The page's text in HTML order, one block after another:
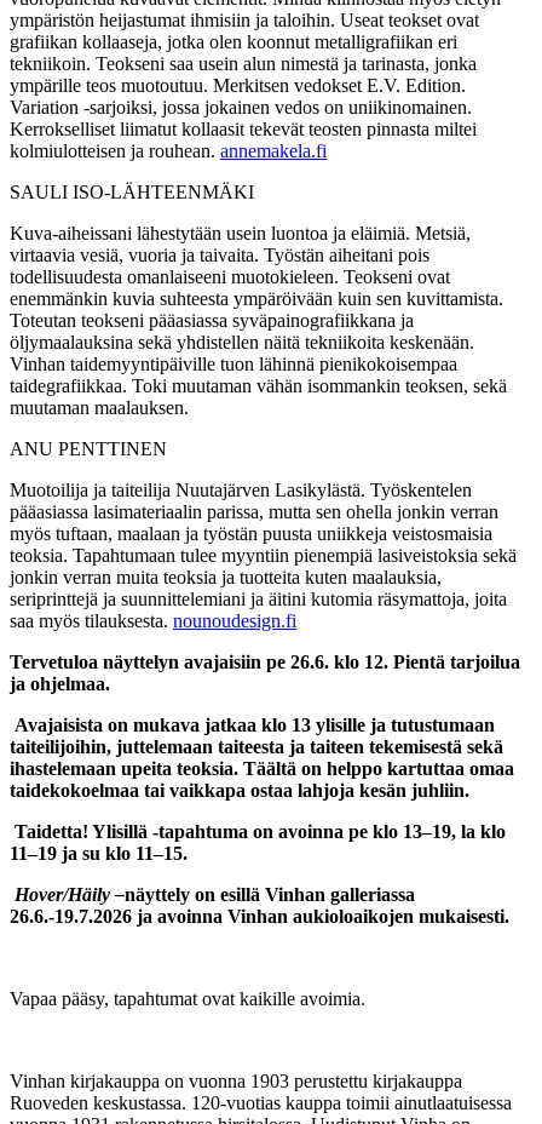
ympäristön heijastumat ihmisiin ja taloihin. Useat teokset ovat
grafiikan kollaaseja, jotka olen koonnut metalligrafiikan eri
tekniikoin. Teokseni saa usein alun nimestä ja tarinasta, jonka
ympärille teos muotoutuu. Merkitsen vedokset E.V. Edition.
Variation -sarjoiksi, jossa jokainen vedos on uniikinomainen.
Kerrokselliset liimatut kollaasit tekevät teosten pinnasta miltei
kolmiulotteisen ja rouhean. annemakela.fi
SAULI ISO-LÄHTEENMÄKI
Kuva-aiheissani lähestytään usein luontoa ja eläimiä. Metsiä,
virtaavia vesiä, vuoria ja taivaita. Työstän aiheitani pois
todellisuudesta omanlaiseeni muotokieleen. Teokseni ovat
enemmänkin kuvia suhteesta ympäröivään kuin sen kuvittamista.
Toteutan teokseni pääasiassa syväpainografiikkana ja
öljymaalauksina sekä yhdistellen näitä tekniikoita keskenään.
Vinhan taidemyyntipäiville tuon lähinnä pienikokoisempaa
taidegrafiikkaa. Toki muutaman vähän isommankin teoksen, sekä
muutaman maalauksen.
ANU PENTTINEN
Muotoilija ja taiteilija Nuutajärven Lasikylästä. Työskentelen
pääasiassa lasimateriaalin parissa, mutta sen ohella jonkin verran
myös tuftaan, maalaan ja työstän puusta uniikkeja veistosmaisia
teoksia. Tapahtumaan tulee myyntiin pienempiä lasiveistoksia sekä
jonkin verran muita teoksia ja tuotteita kuten maalauksia,
seriprinttejä ja suunnittelemiani ja äitini kutomia räsymattoja, joita
saa myös tilauksesta. nounoudesign.fi
Tervetuloa näyttelyn avajaisiin pe 26.6. klo 12. Pientä tarjoilua
ja ohjelmaa.
Avajaisista on mukava jatkaa klo 13 ylisille ja tutustumaan
taiteilijoihin, juttelemaan taiteesta ja taiteen tekemisestä sekä
ihastelemaan upeita teoksia. Täältä on helppo kartuttaa omaa
taidekokoelmaa tai vaikkapa ostaa lahjoja kesän juhliin.
Taidetta! Ylisillä -tapahtuma on avoinna pe klo 13–19, la klo
11–19 ja su klo 11–15.
Hover/Häily –näyttely on esillä Vinhan galleriassa
26.6.-19.7.2026 ja avoinna Vinhan aukioloaikojen mukaisesti.
Vapaa pääsy, tapahtumat ovat kaikille avoimia.
Vinhan kirjakauppa on vuonna 1903 perustettu kirjakauppa
Ruoveden keskustassa. 120-vuotias kauppa toimii ainutlaatuisessa